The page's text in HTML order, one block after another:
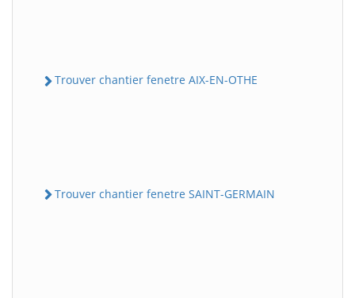
Trouver chantier fenetre AIX-EN-OTHE
Trouver chantier fenetre SAINT-GERMAIN